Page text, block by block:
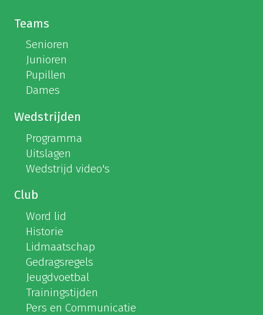
Teams
Senioren
Junioren
Pupillen
Dames
Wedstrijden
Programma
Uitslagen
Wedstrijd video's
Club
Word lid
Historie
Lidmaatschap
Gedragsregels
Jeugdvoetbal
Trainingstijden
Pers en Communicatie